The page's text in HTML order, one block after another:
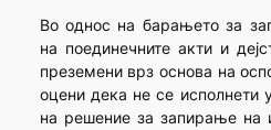
Во однос на барањето за
на поединечните акти и
преземени врз основа на
оцени дека не се исполнети
на решение за запирање на